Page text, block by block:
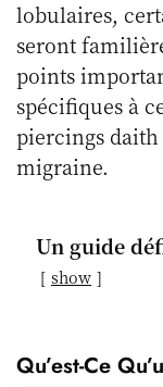
lobulaires,
seront
points
spécifiques à
piercings daith
migraine.
Un guide
show
Qu’est-Ce